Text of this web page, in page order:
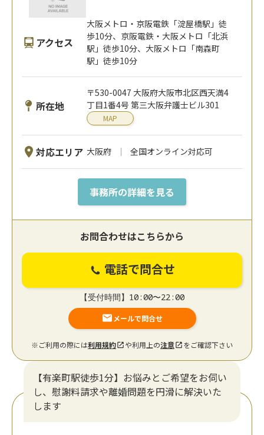
アクセス
大阪メトロ・京阪電鉄「淀屋橋駅」徒
歩10分、京阪電鉄・大阪メトロ「北浜
駅」徒歩10分、大阪メトロ「南森町
駅」徒歩10分
所在地
〒530-0047 大阪府大阪市北区西天満4
丁目1番4号 第三大阪弁護士ビル301
MAP
対応エリア 大阪府 全国オンライン対応可
事務所の詳細を見る
お問合わせはこちらから
電話で問合せ
【受付時間】10:00〜22:00
メールで問合せ
※ご利用の際には利用規約 や利用上の注意 をご確認下さい
【有楽町駅徒歩1分】お悩みとご希望をお伺い
し、慰謝料請求や離婚問題を円滑に解決いた
します